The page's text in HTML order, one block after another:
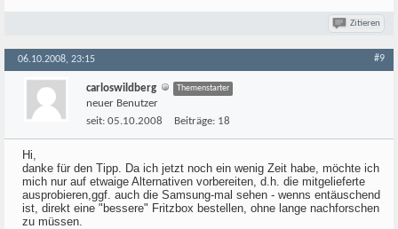
Zitieren
06.10.2008, 23:15 #9
carloswildberg Themenstarter
neuer Benutzer
seit: 05.10.2008 Beiträge: 18
Hi,
danke für den Tipp. Da ich jetzt noch ein wenig Zeit habe, möchte ich
mich nur auf etwaige Alternativen vorbereiten, d.h. die mitgelieferte
ausprobieren,ggf. auch die Samsung-mal sehen - wenns entäuschend
ist, direkt eine "bessere" Fritzbox bestellen, ohne lange nachforschen
zu müssen.